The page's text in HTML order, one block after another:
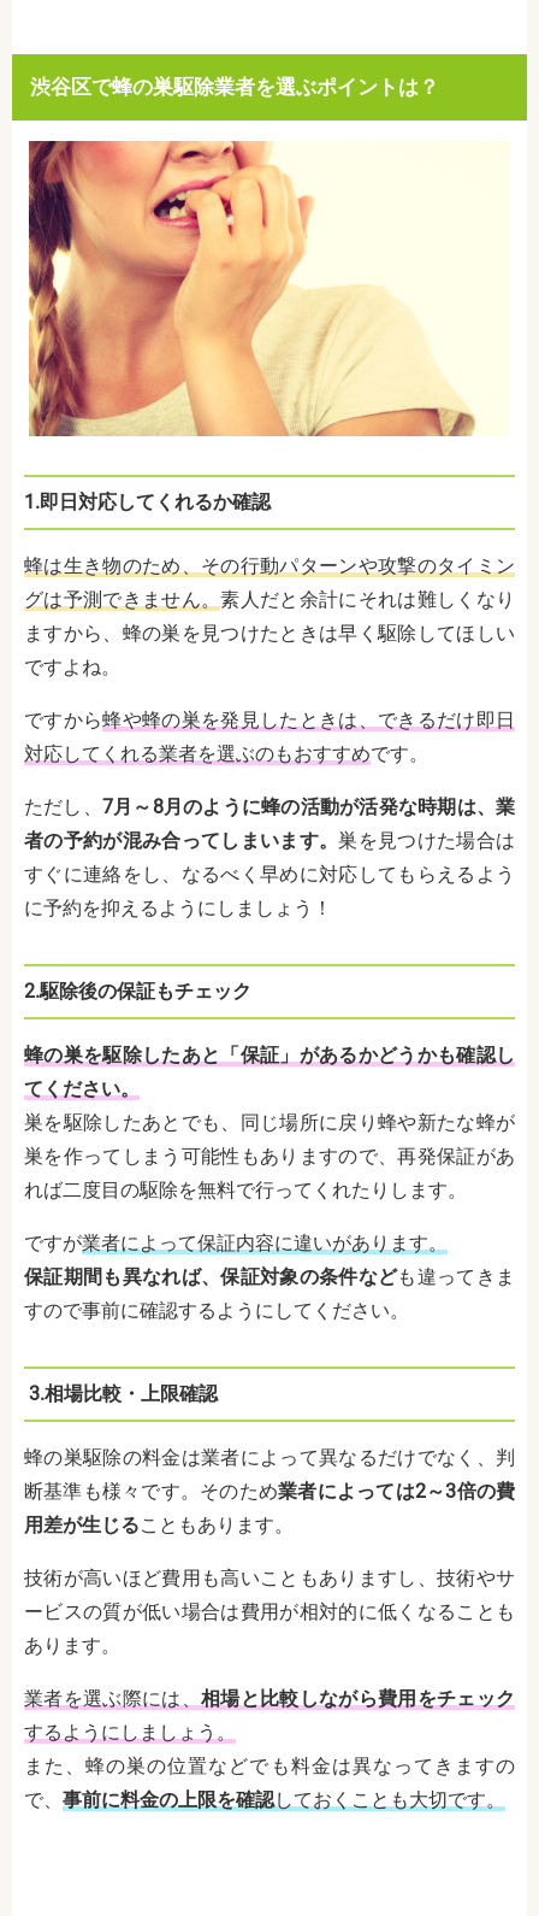
渋谷区で蜂の巣駆除業者を選ぶポイントは？
1.即日対応してくれるか確認
蜂は生き物のため、その行動パターンや攻撃のタイミン
グは予測できません。素人だと余計にそれは難しくなり
ますから、蜂の巣を見つけたときは早く駆除してほしい
ですよね。
ですから蜂や蜂の巣を発見したときは、できるだけ即日
対応してくれる業者を選ぶのもおすすめです。
ただし、 7月～8月のように蜂の活動が活発な時期は、業
者の予約が混み合ってしまいます。巣を見つけた場合は
すぐに連絡をし、なるべく早めに対応してもらえるよう
に予約を抑えるようにしましょう！
2.駆除後の保証もチェック
蜂の巣を駆除したあと「保証」があるかどうかも確認し
てください。
巣を駆除したあとでも、同じ場所に戻り蜂や新たな蜂が
巣を作ってしまう可能性もありますので、再発保証があ
れば二度目の駆除を無料で行ってくれたりします。
ですが業者によって保証内容に違いがあります。
保証期間も異なれば、保証対象の条件なども違ってきま
すので事前に確認するようにしてください。
3.相場比較・上限確認
蜂の巣駆除の料金は業者によって異なるだけでなく、判
断基準も様々です。そのため業者によっては2～3倍の費
用差が生じることもあります。
技術が高いほど費用も高いこともありますし、技術やサ
ービスの質が低い場合は費用が相対的に低くなることも
あります。
業者を選ぶ際には、 相場と比較しながら費用をチェック
するようにしましょう。
また、蜂の巣の位置などでも料金は異なってきますの
で、 事前に料金の上限を確認しておくことも大切です。